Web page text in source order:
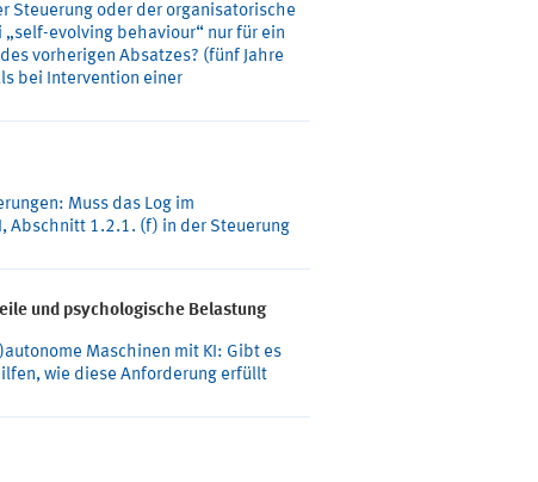
Steuerung oder der organisatorische
evolving behaviour“ nur für ein
vorherigen Absatzes? (fünf Jahre
bei Intervention einer
Muss das Log im
Abschnitt 1.2.1. (f) in der Steuerung
und psychologische Belastung
Maschinen mit KI: Gibt es
wie diese Anforderung erfüllt